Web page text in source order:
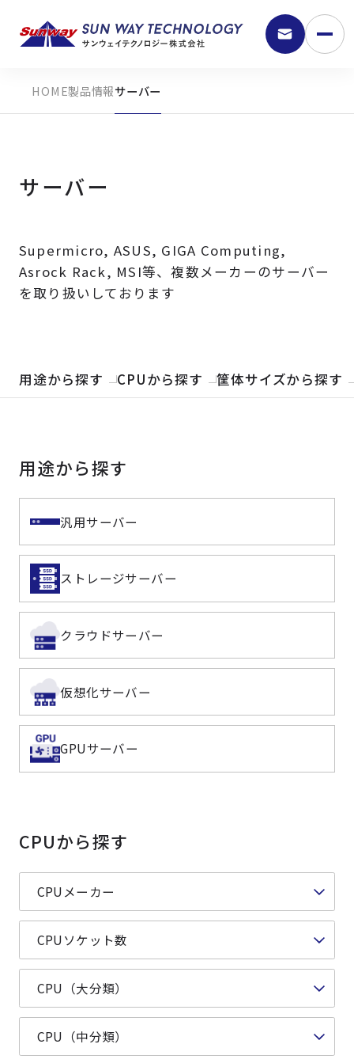
9:30 - 18:00
ニュース
よくある質問
採用情報
製品検索
サービス
事例
サポート
会社案内
製品情報サーバー
サーバー
Supermicro, ASUS, GIGA Computing,
Asrock Rack, MSI等、複数メーカーのサーバー
を取り扱いしております
用途から探す CPUから探す 筐体サイズから探す
用途から探す
汎用サーバー
ストレージサーバー
クラウドサーバー
仮想化サーバー
GPUサーバー
CPUから探す